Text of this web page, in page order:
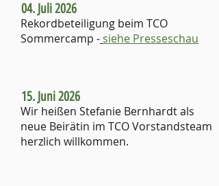
04. Juli 2026
Rekordbeteiligung beim TCO
Sommercamp - siehe Presseschau
15. Juni 2026
Wir heißen Stefanie Bernhardt als
neue Beirätin im TCO Vorstandsteam
herzlich willkommen.